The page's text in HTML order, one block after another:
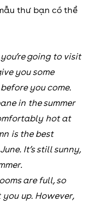
thư bạn có thể
going to visit
you some
you come.
in the summer
hot at
is the best
It’s still sunny,
are full, so
up. However,